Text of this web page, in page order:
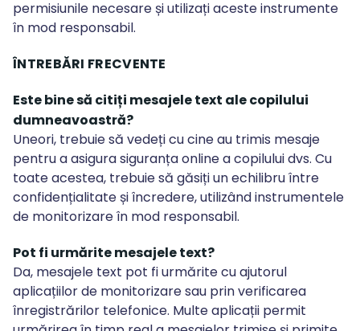
permisiunile necesare și utilizați aceste instrumente
în mod responsabil.
ÎNTREBĂRI FRECVENTE
Este bine să citiți mesajele text ale copilului
dumneavoastră?
Uneori, trebuie să vedeți cu cine au trimis mesaje
pentru a asigura siguranța online a copilului dvs. Cu
toate acestea, trebuie să găsiți un echilibru între
confidențialitate și încredere, utilizând instrumentele
de monitorizare în mod responsabil.
Pot fi urmărite mesajele text?
Da, mesajele text pot fi urmărite cu ajutorul
aplicațiilor de monitorizare sau prin verificarea
înregistrărilor telefonice. Multe aplicații permit